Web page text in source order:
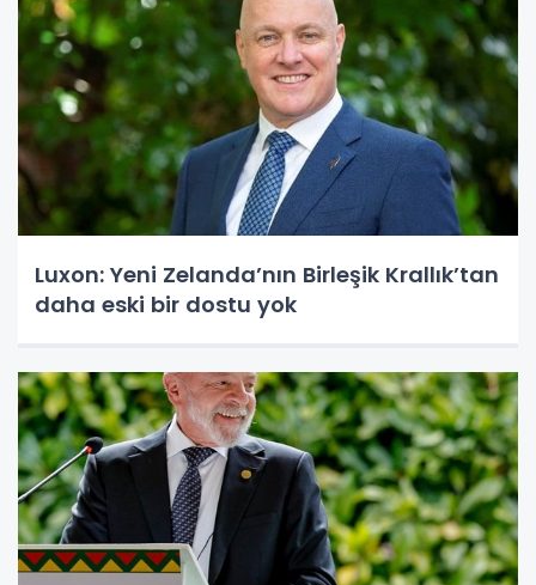
Luxon: Yeni Zelanda’nın Birleşik Krallık’tan
daha eski bir dostu yok